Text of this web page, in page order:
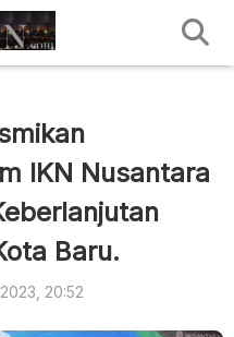
IKN Nusantara
Baru.
20:52